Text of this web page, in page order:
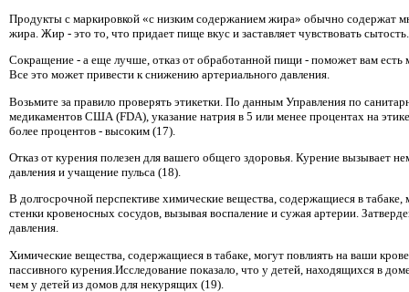
Продукты с маркировкой «с низким содержанием жира» обычно содержат
жира. Жир - это то, что придает пище вкус и заставляет чувствовать сытость.
Сокращение - а еще лучше, отказ от обработанной пищи - поможет вам есть
Все это может привести к снижению артериального давления.
Возьмите за правило проверять этикетки. По данным Управления по
медикаментов США (FDA), указание натрия в 5 или менее процентах на
более процентов - высоким (17).
Отказ от курения полезен для вашего общего здоровья. Курение вызывает
давления и учащение пульса (18).
В долгосрочной перспективе химические вещества, содержащиеся в
стенки кровеносных сосудов, вызывая воспаление и сужая артерии.
давления.
Химические вещества, содержащиеся в табаке, могут повлиять на ваши
пассивного курения.Исследование показало, что у детей, находящихся в
чем у детей из домов для некурящих (19).